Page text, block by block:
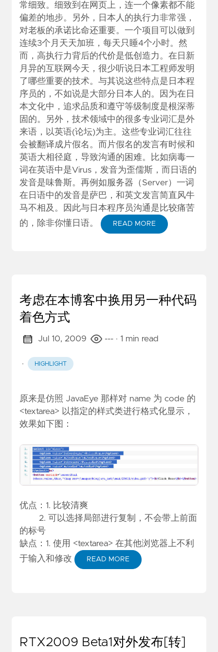
常细致。细致到在网页上，连一个像素都不能
偏差的地步。另外，日本人的执行力非常强，
对老板的承诺比命还重要。一个项目可以做到
连续3个月天天加班，每天只睡4个小时。然
而，高执行力背后的代价是低创造力。在日新
月异的互联网今天，很少听说日本工程师发明
了哪些重要的技术。与其说这些特点是日本程
序员的，不如说是大部分日本人的。因为在日
本文化中，追求品质和遵守等级制度是根深蒂
固的。另外，技术领域中的很多专业词汇是外
来语，以英语(论坛)为主。这些专业词汇往往
会被翻译成片假名。而片假名的发言有时候和
英语大相径庭，导致沟通的困难。比如病毒一
词在英语中是Virus，发音为歪儒斯，而日语的
发音是味鲁斯。再例如服务器（Server）一词
在日语中的发音是萨巴，和英文发言简直风牛
马不相及。因此与日本程序员沟通是比较痛苦
的，除非你懂日语。
READ MORE
考虑在本博客中换用另一种代码
着色方式
Jul 10, 2009 --- · 1 min read
· HIGHLIGHT
原来是仿照 JavaEye 那样对 name 为 code 的
<textarea> 以指定的样式类进行格式化显示，
效果如下图：
优点：1. 比较清爽
2. 可以选择局部进行复制，不会带上前面
的标号
缺点：1. 使用 <textarea> 在其他浏览器上不利
于输入和修改
READ MORE
RTX2009 Beta1对外发布[转]